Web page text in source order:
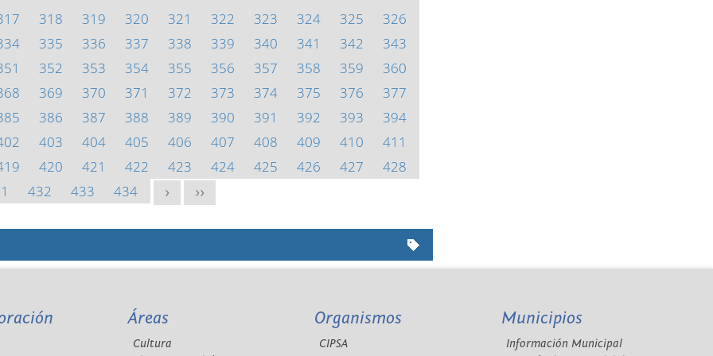
318 319 320 321 322 323 324 325
326
335 336 337 338 339 340 341 342
343
352 353 354 355 356 357 358 359
360
369 370 371 372 373 374 375 376
377
386 387 388 389 390 391 392 393
394
403 404 405 406 407 408 409 410
411
420 421 422 423 424 425 426 427
428
432 433 434 > >>
Áreas
Cultura
Organismos
CIPSA
Municipios
Información Municipal